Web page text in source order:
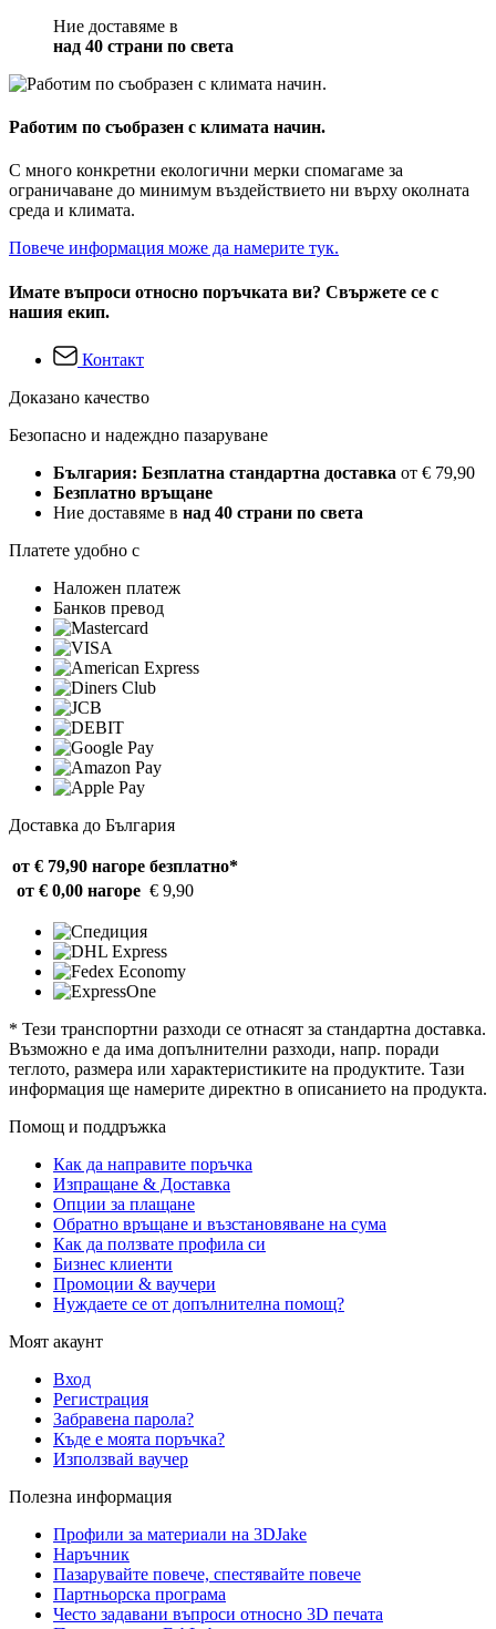
Ние доставяме в
над 40 страни по света
Работим по съобразен с климата начин.
С много конкретни екологични мерки спомагаме за
ограничаване до минимум въздействието ни върху околната
среда и климата.
Повече информация може да намерите тук.
Имате въпроси относно поръчката ви? Свържете се с
нашия екип.
Контакт
Доказано качество
Безопасно и надеждно пазаруване
България: Безплатна стандартна доставка от € 79,90
Безплатно връщане
Ние доставяме в над 40 страни по света
Платете удобно с
Наложен платеж
Банков превод
Доставка до България
от € 79,90 нагоре безплатно*
от € 0,00 нагоре € 9,90
* Тези транспортни разходи се отнасят за стандартна доставка.
Възможно е да има допълнителни разходи, напр. поради
теглото, размера или характеристиките на продуктите. Тази
информация ще намерите директно в описанието на продукта.
Помощ и поддръжка
Как да направите поръчка
Изпращане & Доставка
Опции за плащане
Обратно връщане и възстановяване на сума
Как да ползвате профила си
Бизнес клиенти
Промоции & ваучери
Нуждаете се от допълнителна помощ?
Моят акаунт
Вход
Регистрация
Забравена парола?
Къде е моята поръчка?
Използвай ваучер
Полезна информация
Профили за материали на 3DJake
Наръчник
Пазарувайте повече, спестявайте повече
Партньорска програма
Често задавани въпроси относно 3D печата